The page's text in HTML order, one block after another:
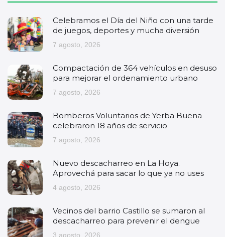
Celebramos el Día del Niño con una tarde
de juegos, deportes y mucha diversión
7 agosto, 2026
Compactación de 364 vehículos en desuso
para mejorar el ordenamiento urbano
7 agosto, 2026
Bomberos Voluntarios de Yerba Buena
celebraron 18 años de servicio
7 agosto, 2026
Nuevo descacharreo en La Hoya.
Aprovechá para sacar lo que ya no uses
4 agosto, 2026
Vecinos del barrio Castillo se sumaron al
descacharreo para prevenir el dengue
3 agosto, 2026